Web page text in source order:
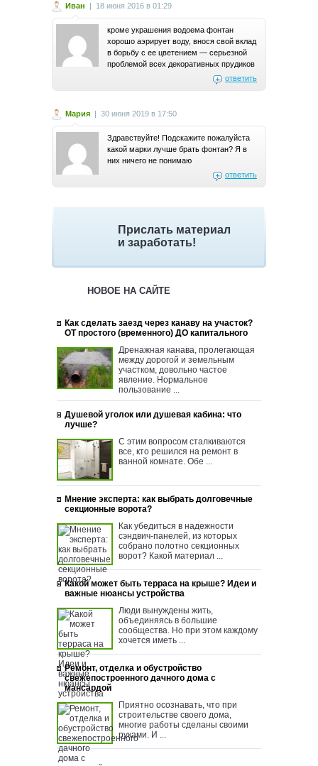
Иван | 18 июня 2016 в 01:29
кроме украшения водоема фонтан
хорошо аэрирует воду, внося свой вклад
в борьбу с ее цветением — серьезной
проблемой всех декоративных прудиков
ответить
Мария | 30 июня 2019 в 17:50
Здравствуйте! Подскажите пожалуйста
какой марки лучше брать фонтан? Я в
них ничего не понимаю
ответить
Прислать материал
и заработать!
НОВОЕ НА САЙТЕ
Как сделать заезд через канаву на участок?
ОТ простого (временного) ДО капитального
Дренажная канава, пролегающая
между дорогой и земельным
участком, довольно частое
явление. Нормальное
пользование ...
Душевой уголок или душевая кабина: что
лучше?
С этим вопросом сталкиваются
все, кто решился на ремонт в
ванной комнате. Обе ...
Мнение эксперта: как выбрать долговечные
секционные ворота?
Как убедиться в надежности
сэндвич-панелей, из которых
собрано полотно секционных
ворот? Какой материал ...
Какой может быть терраса на крыше? Идеи и
важные нюансы устройства
Люди вынуждены жить,
объединяясь в большие
сообщества. Но при этом каждому
хочется иметь ...
Ремонт, отделка и обустройство
свежепостроенного дачного дома с
мансардой
Приятно осознавать, что при
строительстве своего дома,
многие работы сделаны своими
руками. И ...